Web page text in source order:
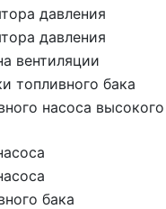
давления
давления
вентиляции
топливного бака
насоса высокого
бака